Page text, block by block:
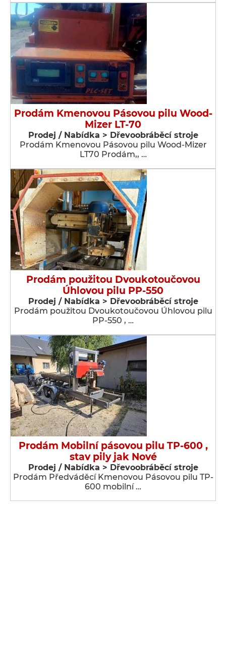
Prodám Kmenovou Pásovou pilu Wood-
Mizer LT-70
Prodej / Nabídka > Dřevoobráběcí stroje
Prodám Kmenovou Pásovou pilu Wood-Mizer
LT70 Prodám,, …
Prodám použitou Dvoukotoučovou
Úhlovou pilu PP-550
Prodej / Nabídka > Dřevoobráběcí stroje
Prodám použitou Dvoukotoučovou Úhlovou pilu
PP-550 , …
Prodám Mobilní pásovou pilu TP-600 ,
stav pily jak Nové
Prodej / Nabídka > Dřevoobráběcí stroje
Prodám Předváděcí Kmenovou Pásovou pilu TP-
600 mobilní …